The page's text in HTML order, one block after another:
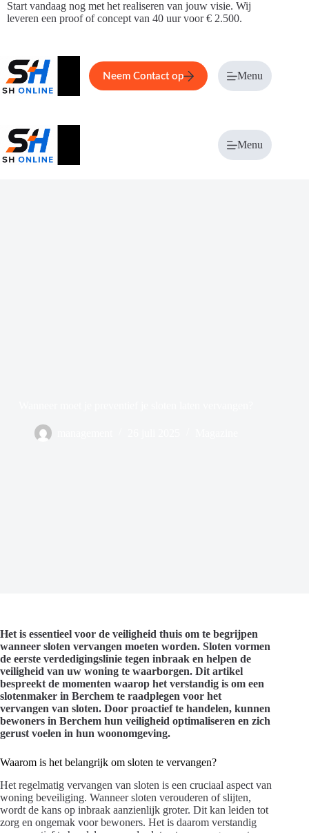
Ga
naar
Start vandaag nog met het realiseren van jouw visie. Wij
leveren een proof of concept van 40 uur voor € 2.500.
Home Service Over ons
Neem Contact op Menu
Menu
Het is essentieel voor de veiligheid thuis om te begrijpen
wanneer sloten vervangen moeten worden. Sloten vormen
de eerste verdedigingslinie tegen inbraak en helpen de
veiligheid van uw woning te waarborgen. Dit artikel
bespreekt de momenten waarop het verstandig is om een
slotenmaker in Berchem te raadplegen voor het
vervangen van sloten. Door proactief te handelen, kunnen
bewoners in Berchem hun veiligheid optimaliseren en zich
gerust voelen in hun woonomgeving.
Waarom is het belangrijk om sloten te vervangen?
Het regelmatig vervangen van sloten is een cruciaal aspect van
woning beveiliging. Wanneer sloten verouderen of slijten,
wordt de kans op inbraak aanzienlijk groter. Dit kan leiden tot
zorg en ongemak voor bewoners. Het is daarom verstandig